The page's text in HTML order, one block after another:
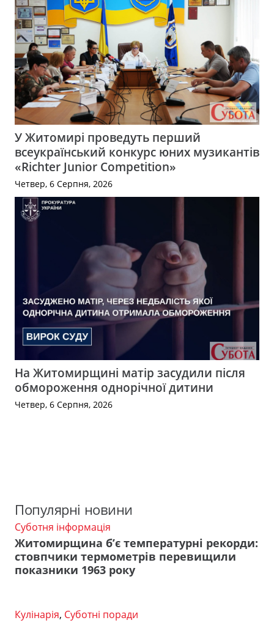
У Житомирі проведуть перший
всеукраїнський конкурс юних музикантів
«Richter Junior Competition»
Четвер, 6 Серпня, 2026
На Житомирщині матір засудили після
обмороження однорічної дитини
Четвер, 6 Серпня, 2026
Популярні новини
Суботня інформація
Житомирщина б’є температурні рекорди:
стовпчики термометрів перевищили
показники 1963 року
Кулінарія, Суботні поради